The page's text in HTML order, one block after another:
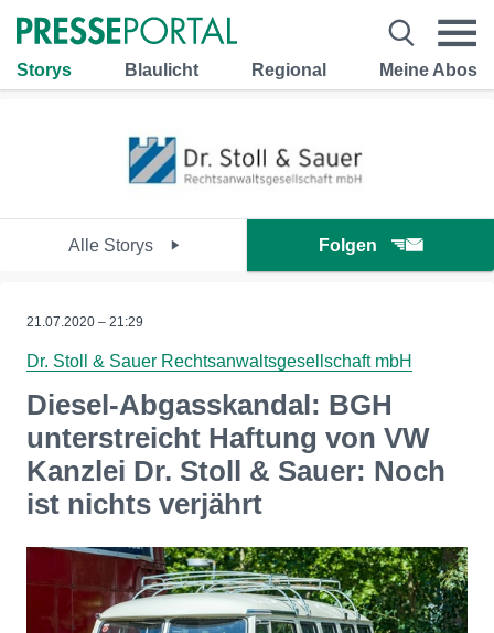
Storys Blaulicht Regional Meine Abos
Alle Storys Folgen
21.07.2020 – 21:29
Dr. Stoll & Sauer Rechtsanwaltsgesellschaft mbH
Diesel-Abgasskandal: BGH
unterstreicht Haftung von VW
Kanzlei Dr. Stoll & Sauer: Noch
ist nichts verjährt